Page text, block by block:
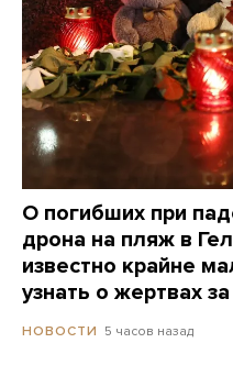
О погибших при
дрона на пляж в
известно крайне
узнать о жертвах
НОВОСТИ 5 часов назад